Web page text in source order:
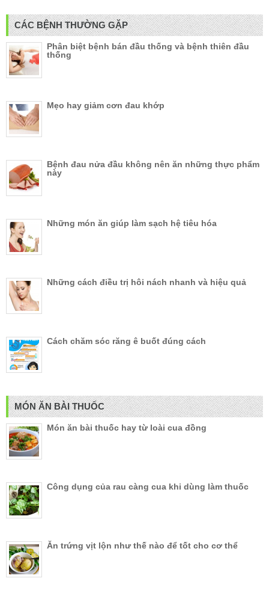
CÁC BỆNH THƯỜNG GẶP
Phân biệt bệnh bán đầu thống và bệnh thiên đầu
thống
Mẹo hay giảm cơn đau khớp
Bệnh đau nửa đầu không nên ăn những thực phẩm
này
Những món ăn giúp làm sạch hệ tiêu hóa
Những cách điều trị hôi nách nhanh và hiệu quả
Cách chăm sóc răng ê buốt đúng cách
MÓN ĂN BÀI THUỐC
Món ăn bài thuốc hay từ loài cua đồng
Công dụng của rau càng cua khi dùng làm thuốc
Ăn trứng vịt lộn như thế nào để tốt cho cơ thể